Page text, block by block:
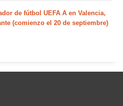
de fútbol UEFA A en Valencia,
(comienzo el 20 de septiembre)